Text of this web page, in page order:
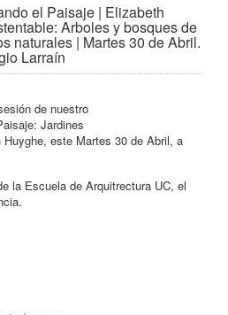
el Paisaje | Elizabeth
Arboles y bosques de
naturales | Martes 30 de Abril.
Larraín
de nuestro
Jardines
este Martes 30 de Abril, a
la Escuela de Arquitrectura UC, el